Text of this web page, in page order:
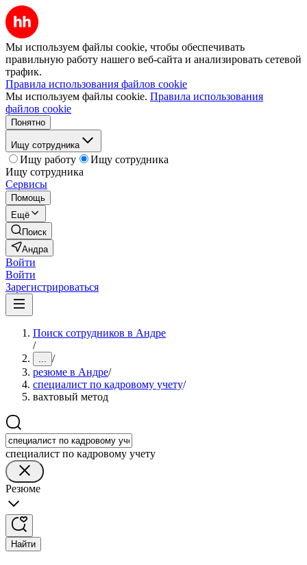
Мы используем файлы cookie, чтобы обеспечивать
правильную работу нашего веб-сайта и анализировать сетевой
трафик.
Правила использования файлов cookie
Мы используем файлы cookie. Правила использования
файлов cookie
Понятно
Ищу сотрудника
Ищу работу
Ищу сотрудника
Ищу сотрудника
Сервисы
Помощь
Ещё
Поиск
Андра
Войти
Войти
Зарегистрироваться
Поиск сотрудников в Андре
/
... /
резюме в Андре/
специалист по кадровому учету/
вахтовый метод
специалист по кадровому учету
Резюме
Найти